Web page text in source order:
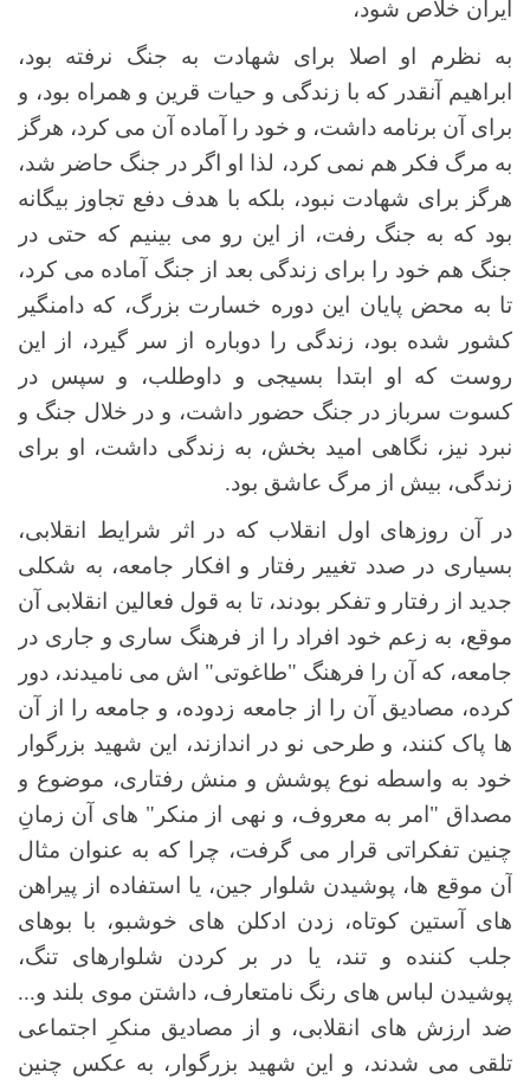
ایران خلاص شود،
به نظرم او اصلا برای شهادت به جنگ نرفته بود،
ابراهیم آنقدر که با زندگی و حیات قرین و همراه بود، و
برای آن برنامه داشت، و خود را آماده آن می کرد، هرگز
به مرگ فکر هم نمی کرد، لذا او اگر در جنگ حاضر شد،
هرگز برای شهادت نبود، بلکه با هدف دفع تجاوز بیگانه
بود که به جنگ رفت، از این رو می بینیم که حتی در
جنگ هم خود را برای زندگی بعد از جنگ آماده می کرد،
تا به محض پایان این دوره خسارت بزرگ، که دامنگیر
کشور شده بود، زندگی را دوباره از سر گیرد، از این
روست که او ابتدا بسیجی و داوطلب، و سپس در
کسوت سرباز در جنگ حضور داشت، و در خلال جنگ و
نبرد نیز، نگاهی امید بخش، به زندگی داشت، او برای
زندگی، بیش از مرگ عاشق بود.
در آن روزهای اول انقلاب که در اثر شرایط انقلابی،
بسیاری در صدد تغییر رفتار و افکار جامعه، به شکلی
جدید از رفتار و تفکر بودند، تا به قول فعالین انقلابی آن
موقع، به زعم خود افراد را از فرهنگ ساری و جاری در
جامعه، که آن را فرهنگ "طاغوتی" اش می نامیدند، دور
کرده، مصادیق آن را از جامعه زدوده، و جامعه را از آن
ها پاک کنند، و طرحی نو در اندازند، این شهید بزرگوار
خود به واسطه نوع پوشش و منش رفتاری، موضوع و
مصداق "امر به معروف، و نهی از منکر" های آن زمانِ
چنین تفکراتی قرار می گرفت، چرا که به عنوان مثال
آن موقع ها، پوشیدن شلوار جین، یا استفاده از پیراهن
های آستین کوتاه، زدن ادکلن های خوشبو، با بوهای
جلب کننده و تند، یا در بر کردن شلوارهای تنگ،
پوشیدن لباس های رنگ نامتعارف، داشتن موی بلند و...
ضد ارزش های انقلابی، و از مصادیق منکرِ اجتماعی
تلقی می شدند، و این شهید بزرگوار، به عکس چنین